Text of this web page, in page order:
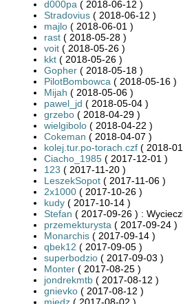
d000pa ( 2018-06-12 )
Stradovius ( 2018-06-12 )
majlo ( 2018-06-01 )
rast ( 2018-05-28 )
voit ( 2018-05-26 )
kkt ( 2018-05-26 )
Gopher ( 2018-05-18 )
PilotBombowca ( 2018-05-16 )
Mijah ( 2018-05-06 )
pawel_jd ( 2018-05-04 )
grzebo ( 2018-04-29 )
wielgibolo ( 2018-04-22 )
Cokeman ( 2018-04-07 )
kolej.tur.po-torach.czf ( 2018-
Ciacho_1985 ( 2017-12-01 )
123 ( 2017-11-20 )
LeszekSopot ( 2017-11-06 )
2x1000 ( 2017-10-26 )
kudy ( 2017-10-14 )
Stefan ( 2017-09-26 ) :
przemekturysta ( 2017-09-24 )
Monarchis ( 2017-09-14 )
qbek12 ( 2017-09-05 )
superbodzio ( 2017-09-03 )
Monter ( 2017-08-25 )
jondrekmtb ( 2017-08-12 )
gnievko ( 2017-08-12 )
miedz ( 2017-08-02 )